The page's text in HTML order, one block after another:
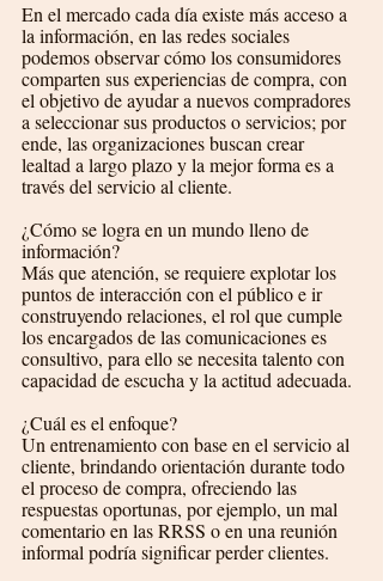
En el mercado cada día existe más acceso a
la información, en las redes sociales
podemos observar cómo los consumidores
comparten sus experiencias de compra, con
el objetivo de ayudar a nuevos compradores
a seleccionar sus productos o servicios; por
ende, las organizaciones buscan crear
lealtad a largo plazo y la mejor forma es a
través del servicio al cliente.
¿Cómo se logra en un mundo lleno de
información?
Más que atención, se requiere explotar los
puntos de interacción con el público e ir
construyendo relaciones, el rol que cumple
los encargados de las comunicaciones es
consultivo, para ello se necesita talento con
capacidad de escucha y la actitud adecuada.
¿Cuál es el enfoque?
Un entrenamiento con base en el servicio al
cliente, brindando orientación durante todo
el proceso de compra, ofreciendo las
respuestas oportunas, por ejemplo, un mal
comentario en las RRSS o en una reunión
informal podría significar perder clientes.